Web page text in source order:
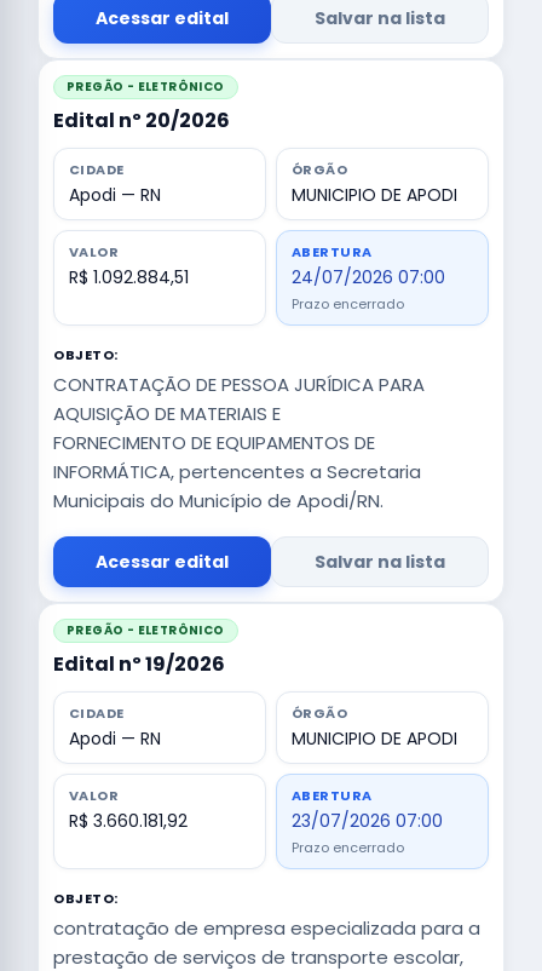
Acessar edital Salvar na lista
PREGÃO - ELETRÔNICO
Edital nº 20/2026
CIDADE
Apodi — RN
ÓRGÃO
MUNICIPIO DE APODI
VALOR
R$ 1.092.884,51
ABERTURA
24/07/2026 07:00
Prazo encerrado
OBJETO:
CONTRATAÇÃO DE PESSOA JURÍDICA PARA
AQUISIÇÃO DE MATERIAIS E
FORNECIMENTO DE EQUIPAMENTOS DE
INFORMÁTICA, pertencentes a Secretaria
Municipais do Município de Apodi/RN.
Acessar edital Salvar na lista
PREGÃO - ELETRÔNICO
Edital nº 19/2026
CIDADE
Apodi — RN
ÓRGÃO
MUNICIPIO DE APODI
VALOR
R$ 3.660.181,92
ABERTURA
23/07/2026 07:00
Prazo encerrado
OBJETO:
contratação de empresa especializada para a
prestação de serviços de transporte escolar,